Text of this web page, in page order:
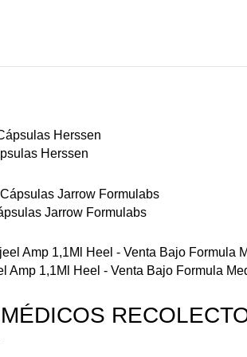
Herssen
Jarrow Formulabs
Amp 1,1Ml Heel - Venta Bajo Formula